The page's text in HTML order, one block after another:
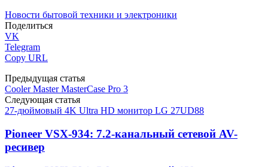
Новости бытовой техники и электроники
Поделиться
VK
Telegram
Copy URL
Предыдущая статья
Cooler Master MasterCase Pro 3
Следующая статья
27-дюймовый 4K Ultra HD монитор LG 27UD88
Pioneer VSX-934: 7.2-канальный сетевой AV-
ресивер